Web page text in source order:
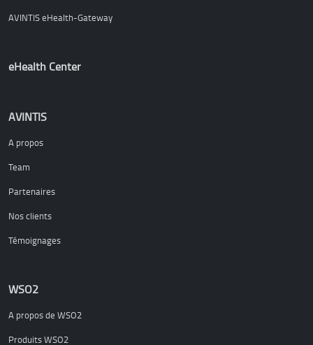
AVINTIS eHealth-Gateway
eHealth Center
AVINTIS
A propos
Team
Partenaires
Nos clients
Témoignages
WSO2
A propos de WSO2
Produits WSO2